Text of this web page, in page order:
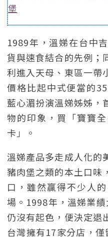
堡
1989年，溫娣在台中
貨與速食結合的先例；
利進入天母、東區一帶
價格比起中式便當的
藍心湄扮演溫娣姊姊，
物的印象，買「寶寶
卡」。
溫娣產品多走成人化的
豬肉堡之類的本土口味
口，雖然贏得不少人
場。1998年，溫娣業
仍沒有起色，便決定退
台灣擁有17家分店，